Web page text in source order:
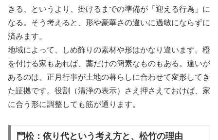
きる、というより、掛けるまでの準備が「迎える行為」に
なる。そう考えると、形や豪華さの違いに過敏にならずに
済みます。
地域によって、しめ飾りの素材や形はかなり違います。橙
を付ける家もあれば、藁だけの簡素なものもある。違いが
あるのは、正月行事が土地の暮らしに合わせて変形してき
た証拠です。役割（清浄の表示）さえ押さえておけば、家
に合う形に調整しても筋が通ります。
門松：依り代という考え方と、松竹の理由